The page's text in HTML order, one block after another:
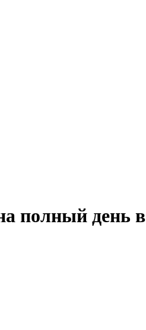
полный день в